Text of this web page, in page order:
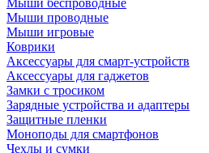
Мыши беспроводные
Мыши проводные
Мыши игровые
Коврики
Аксессуары для смарт-устройств
Аксессуары для гаджетов
Замки с тросиком
Зарядные устройства и адаптеры
Защитные пленки
Моноподы для смартфонов
Чехлы и сумки